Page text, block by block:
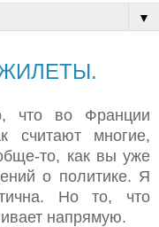
▼
что во Франции
считают многие,
то, как вы уже
о политике. Я
Но то, что
напрямую.